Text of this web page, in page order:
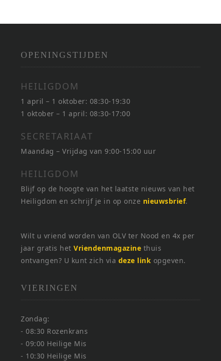
OPENINGSTIJDEN
HEILIGDOM
1 april – 1 oktober: 08:30-19:30
1 oktober – 1 april: 08:30-17:00
SECRETARIAAT
Maandag – Vrijdag van 9:00-15:00 uur
HEILIGDOM
Blijf op de hoogte van het laatste nieuws van het
Heiligdom en schrijf je in op onze nieuwsbrief.
Wilt u vriend worden van OLV ter Nood en 4x per
jaar gratis hetVriendenmagazine thuis
ontvangen? U kunt zich via deze link opgeven.
VIERINGEN
Zondag:
- 08:30 Rozenkrans
- 09:00 Heilige Mis
- 10:30 Heilige Mis